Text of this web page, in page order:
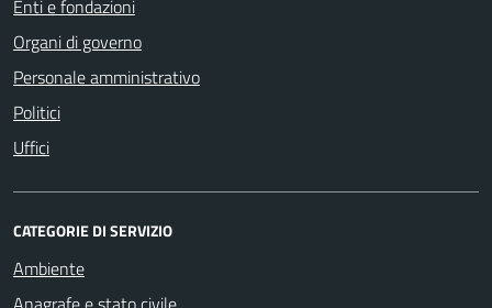
Enti e fondazioni
Organi di governo
Personale amministrativo
Politici
Uffici
CATEGORIE DI SERVIZIO
Ambiente